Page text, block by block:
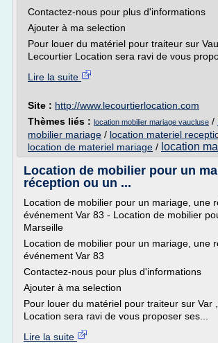
Contactez-nous pour plus d'informations
Ajouter à ma selection
Pour louer du matériel pour traiteur sur
Lecourtier Location sera ravi de vous
Lire la suite
Site : http://www.lecourtierlocation.com
Thèmes liés : location mobilier mariage vaucluse /
mobilier mariage / location materiel
location de materiel mariage / location
Location de mobilier pour un
réception ou un ...
Location de mobilier pour un mariage, une
événement Var 83 - Location de mobilier
Marseille
Location de mobilier pour un mariage, une
événement Var 83
Contactez-nous pour plus d'informations
Ajouter à ma selection
Pour louer du matériel pour traiteur sur Var
Location sera ravi de vous proposer ses...
Lire la suite